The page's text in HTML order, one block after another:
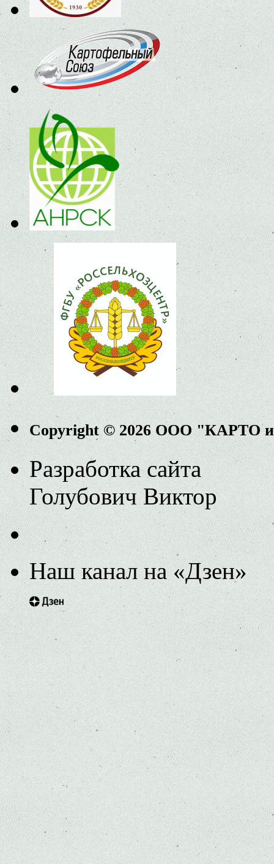
Copyright © 2026 ООО "КАРТО
Разработка сайта
Голубович Виктор
Наш канал на «Дзен»